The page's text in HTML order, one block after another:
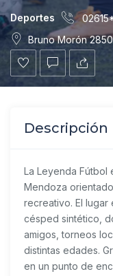
Deportes
Bruno Morón
Descripción
La Leyenda
Mendoza
recreativo. El
césped sintético,
amigos, torneos
distintas edades.
en un punto de